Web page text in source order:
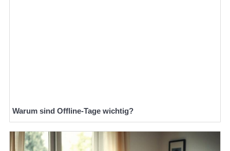
Warum sind Offline-Tage wichtig?